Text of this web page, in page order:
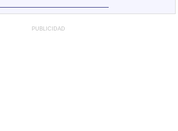
PUBLICIDAD